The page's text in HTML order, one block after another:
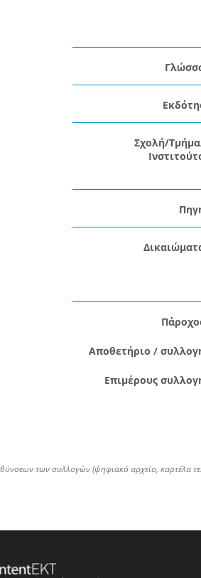
Σχολή/
Αποθετήριο /
Επιμέρους
των συλλογών (ψηφιακό αρχείο, καρτέλα